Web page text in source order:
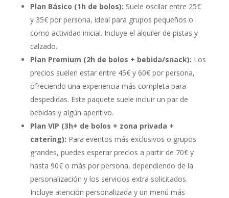
Plan Básico (1h de bolos): Suele oscilar entre 25€
y 35€ por persona, ideal para grupos pequeños o
como actividad inicial. Incluye el alquiler de pistas y
calzado.
Plan Premium (2h de bolos + bebida/snack): Los
precios suelen estar entre 45€ y 60€ por persona,
ofreciendo una experiencia más completa para
despedidas. Este paquete suele incluir un par de
bebidas y algún aperitivo.
Plan VIP (3h+ de bolos + zona privada +
catering): Para eventos más exclusivos o grupos
grandes, puedes esperar precios a partir de 70€ y
hasta 90€ o más por persona, dependiendo de la
personalización y los servicios extra solicitados.
Incluye atención personalizada y un menú más